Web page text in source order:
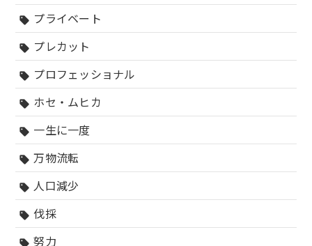
sell プライベート
sell プレカット
sell プロフェッショナル
sell ホセ・ムヒカ
sell 一生に一度
sell 万物流転
sell 人口減少
sell 伐採
sell 努力